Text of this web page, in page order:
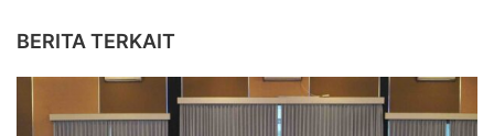
BERITA TERKAIT